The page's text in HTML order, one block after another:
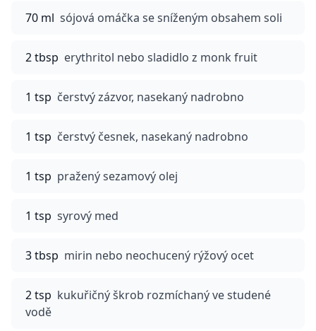
70 ml sójová omáčka se sníženým obsahem soli
2 tbsp erythritol nebo sladidlo z monk fruit
1 tsp čerstvý zázvor, nasekaný nadrobno
1 tsp čerstvý česnek, nasekaný nadrobno
1 tsp pražený sezamový olej
1 tsp syrový med
3 tbsp mirin nebo neochucený rýžový ocet
2 tsp kukuřičný škrob rozmíchaný ve studené
vodě